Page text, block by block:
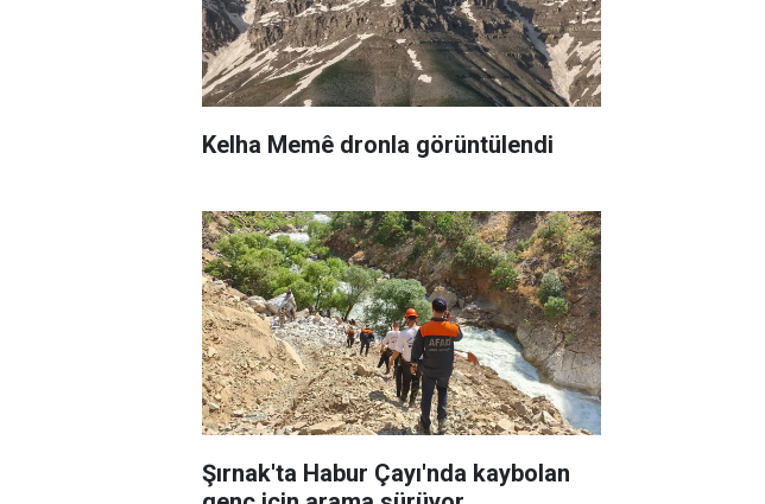
Kelha Memê dronla görüntülendi
Şırnak'ta Habur Çayı'nda kaybolan